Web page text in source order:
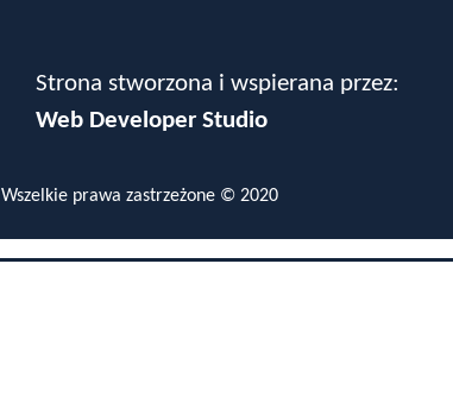
Strona stworzona i wspierana przez:
Web Developer Studio
Wszelkie prawa zastrzeżone © 2020